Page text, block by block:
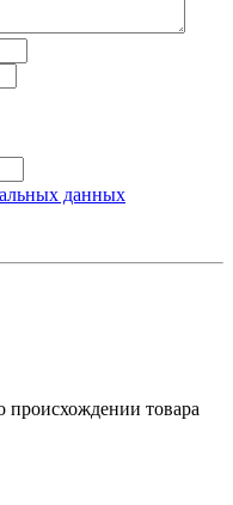
данных
товара